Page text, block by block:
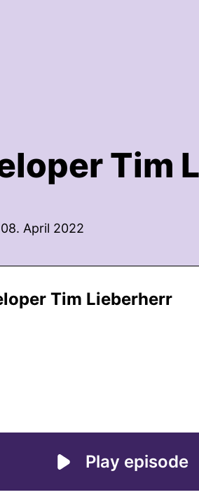
Tim
08. April 2022